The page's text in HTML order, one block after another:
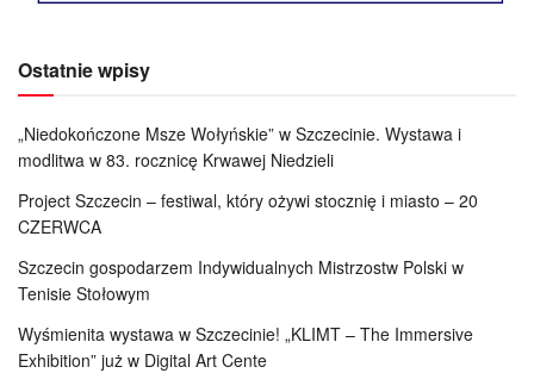
Ostatnie wpisy
„Niedokończone Msze Wołyńskie” w Szczecinie. Wystawa i
modlitwa w 83. rocznicę Krwawej Niedzieli
Project Szczecin – festiwal, który ożywi stocznię i miasto – 20
CZERWCA
Szczecin gospodarzem Indywidualnych Mistrzostw Polski w
Tenisie Stołowym
Wyśmienita wystawa w Szczecinie! „KLIMT – The Immersive
Exhibition” już w Digital Art Cente